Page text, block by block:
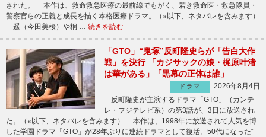
された。 本作は、救命救急医療の最前線でもがく、若き救命医・救急隊員・
警察官らの正義と成長を描く本格医療ドラマ。（※以下、ネタバレを含みます）
遥（今田美桜）や桐 … 続きを読む
「GTO」“鬼塚”反町隆史らが「告白大作
戦」を決行 「カジサックの娘・梶原叶渚
は華がある」「黒幕の正体は誰」
ドラマ
2026年8月4日
反町隆史が主演するドラマ「GTO」（カンテ
レ・フジテレビ系）の第3話が、3日に放送され
た。（※以下、ネタバレを含みます） 本作は、1998年に放送されて人気を博
した学園ドラマ「GTO」が28年ぶりに連続ドラマとして復活。50代になった“